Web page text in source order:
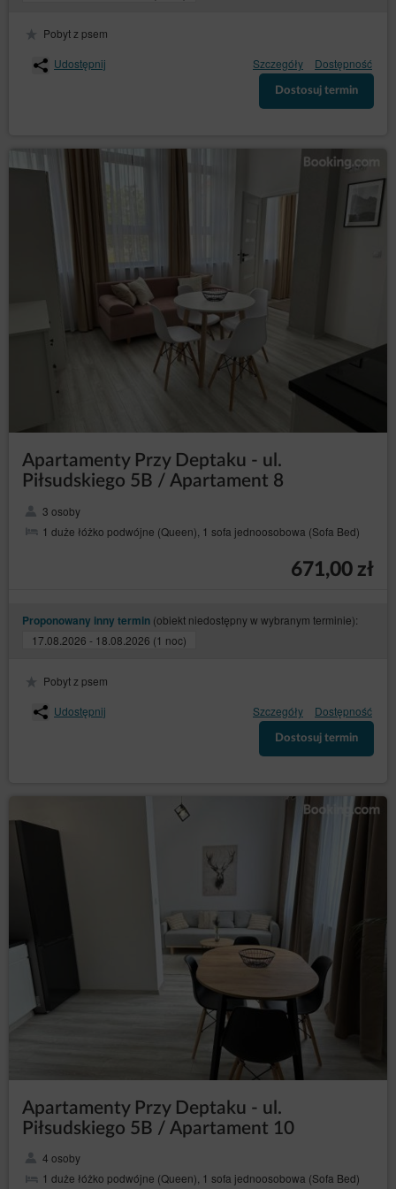
(konieczne do poprawnego działania serwisu).
Pliki cookies stanowią dane informatyczne, w
szczególności pliki tekstowe, które są przechowywane
Cookies zazwyczaj zawierają nazwę strony
internetowej, z której pochodzą, czas przechowywania
Serwis korzysta z plików cookies wyłącznie po
uprzedniej zgody w tym zakresie. Wyrażenie zgody na
następuje poprzez kliknięcie przycisku: „Zgadzam się,
chcę przejść do strony” podczas wyświetlania się
komunikatu o korzystaniu z plików cookies przez
Serwis albo poprzez zamknięcie tego komunikatu.
Zgoda, o której mowa w poprzednim punkcie, może
obejmować wyłącznie wybrane pliki cookies. W takim
przypadku Gość/Użytkownik Serwisu powinien
skorzystać z opcji: „Ustawienia plików cookies”,
dostępnej w komunikacie o korzystaniu z plików
cookies przez Sklep internetowy. Jednocześnie
obsługi plików cookies niezbędnych dla procesów
uwierzytelniania, bezpieczeństwa, utrzymania
preferencji Gościa/Użytkownika Serwisu może
utrudnić, a w skrajnych przypadkach może
uniemożliwić korzystanie z Serwisu.
korzystanie przez Serwis z plików cookies, może
również w komunikacie o korzystaniu z plików cookies
przez Sklep internetowy bądź dokonać zmian w
niepoprawne działanie strony Serwisu).
W celu zarządzania ustawieniami cookies, należy
system i postępować zgodnie z instrukcjami:
Opera
Podstawą prawną przetwarzania danych osobowych
pochodzących z plików cookies są prawnie
uzasadnione interesy Administratora danych,
polegające na zapewnianiu wysokiej jakości usług,
zapewnianiu bezpieczeństwa usług.
W ramach Serwisu stosowane są dwa zasadnicze
rodzaje plików cookies: „sesyjne” (session cookies)
oraz „stałe” (persistent cookies). Cookies „sesyjne” są
plikami tymczasowymi, które przechowywane są w
urządzeniu końcowym Użytkownika Serwisu do czasu
wylogowania, opuszczenia Serwisu lub wyłączenia
oprogramowania (przeglądarki internetowej). „Stałe”
końcowym Gościa/Użytkownika Serwisu przez czas
określony w parametrach plików cookies lub do czasu
ich usunięcia przez Gościa/Użytkownika.
Pobyt z psem
Udostępnij
Szczegóły Dostępność
Dostosuj termin
Apartamenty Przy Deptaku - ul.
Piłsudskiego 5B / Apartament 8
3 osoby
1 duże łóżko podwójne (Queen), 1 sofa jednoosobowa (Sofa Bed)
671,00 zł
Proponowany inny termin (obiekt niedostępny w wybranym terminie):
17.08.2026 - 18.08.2026 (1 noc)
Pobyt z psem
Udostępnij
Szczegóły Dostępność
Dostosuj termin
Apartamenty Przy Deptaku - ul.
Piłsudskiego 5B / Apartament 10
4 osoby
1 duże łóżko podwójne (Queen), 1 sofa jednoosobowa (Sofa Bed)